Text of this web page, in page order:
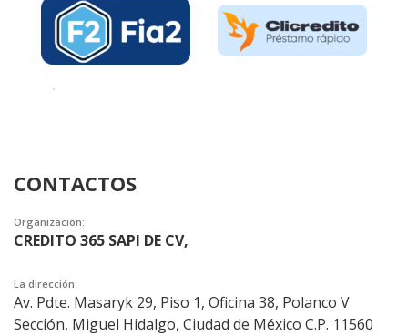
CONTACTOS
Organización:
CREDITO 365 SAPI DE CV,
La dirección:
Av. Pdte. Masaryk 29, Piso 1, Oficina 38, Polanco V
Sección, Miguel Hidalgo, Ciudad de México C.P. 11560